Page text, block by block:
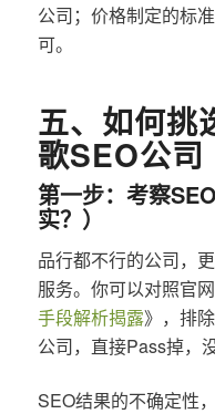
公司；价格制定的标
可。
五、如何挑
歌SEO公司
第一步：考察
实？）
品行都不行的公司，
服务。你可以对照官
手段解析揭露》，排
公司，直接Pass掉，
SEO结果的不确定性